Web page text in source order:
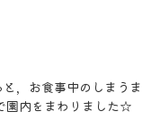
，お食事中のしまうま
園内をまわりました☆